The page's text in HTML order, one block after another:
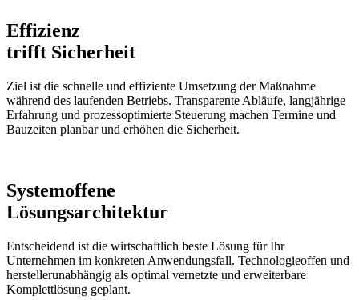
Effizienz
trifft Sicherheit
Ziel ist die schnelle und effiziente Umsetzung der Maßnahme
während des laufenden Betriebs. Transparente Abläufe, langjährige
Erfahrung und prozessoptimierte Steuerung machen Termine und
Bauzeiten planbar und erhöhen die Sicherheit.
Systemoffene
Lösungsarchitektur
Entscheidend ist die wirtschaftlich beste Lösung für Ihr
Unternehmen im konkreten Anwendungsfall. Technologieoffen und
herstellerunabhängig als optimal vernetzte und erweiterbare
Komplettlösung geplant.